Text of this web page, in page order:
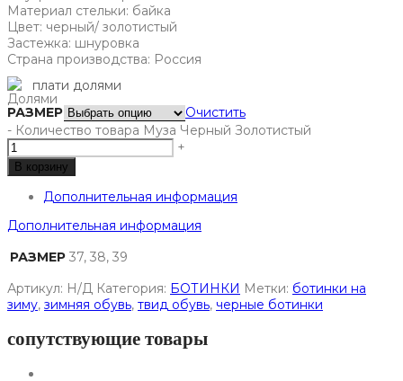
Материал стельки: байка
Цвет: черный/ золотистый
Застежка: шнуровка
Страна производства: Россия
плати долями
РАЗМЕР
Очистить
- Количество товара Муза Черный Золотистый
+
В корзину
Дополнительная информация
Дополнительная информация
РАЗМЕР 37, 38, 39
Артикул: Н/Д Категория: БОТИНКИ Метки: ботинки на
зиму, зимняя обувь, твид обувь, черные ботинки
сопутствующие товары